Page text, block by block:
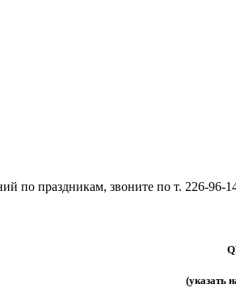
по праздникам, звоните по т. 226-96-
(указать